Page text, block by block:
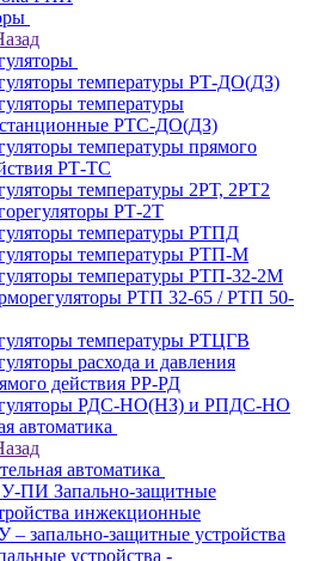
температуры РТ-ДО(ДЗ)
температуры
РТС-ДО(ДЗ)
температуры прямого
РТ-ТС
температуры 2РТ, 2РT2
РТ-2Т
температуры РТПД
температуры РТП-M
температуры РТП-32-2М
РТП 32-65 / РТП 50-
температуры РТЦГВ
расхода и давления
действия РР-РД
РДС-НО(НЗ) и РПДС-НО
автоматика
автоматика
ПИ Запально-защитные
инжекционные
– запально-защитные устройства
устройства -